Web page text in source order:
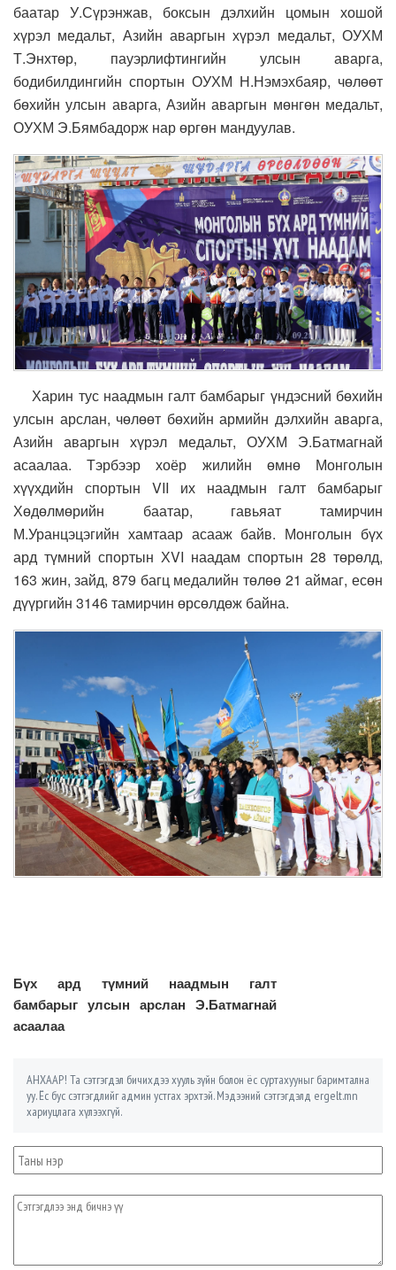
баатар У.Сүрэнжав, боксын дэлхийн цомын хошой
хүрэл медальт, Азийн аваргын хүрэл медальт, ОУХМ
Т.Энхтөр, пауэрлифтингийн улсын аварга,
бодибилдингийн спортын ОУХМ Н.Нэмэхбаяр, чөлөөт
бөхийн улсын аварга, Азийн аваргын мөнгөн медальт,
ОУХМ Э.Бямбадорж нар өргөн мандуулав.
Харин тус наадмын галт бамбарыг үндэсний бөхийн
улсын арслан, чөлөөт бөхийн армийн дэлхийн аварга,
Азийн аваргын хүрэл медальт, ОУХМ Э.Батмагнай
асаалаа. Тэрбээр хоёр жилийн өмнө Монголын
хүүхдийн спортын VII их наадмын галт бамбарыг
Хөдөлмөрийн баатар, гавьяат тамирчин
М.Уранцэцэгийн хамтаар асааж байв. Монголын бүх
ард түмний спортын ХVI наадам спортын 28 төрөлд,
163 жин, зайд, 879 багц медалийн төлөө 21 аймаг, есөн
дүүргийн 3146 тамирчин өрсөлдөж байна.
Бүх ард түмний наадмын галт
бамбарыг улсын арслан Э.Батмагнай
асаалаа
АНХААР! Та сэтгэгдэл бичихдээ хууль зүйн болон ёс суртахууныг баримтална
уу. Ёс бус сэтгэгдлийг админ устгах эрхтэй. Мэдээний сэтгэгдэлд ergelt.mn
хариуцлага хүлээхгүй.